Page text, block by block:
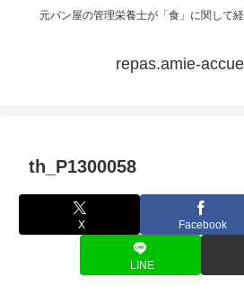
元パン屋の管理栄養士が「食」に関して
repas.amie-
th_P1300058
X Facebook
LINE